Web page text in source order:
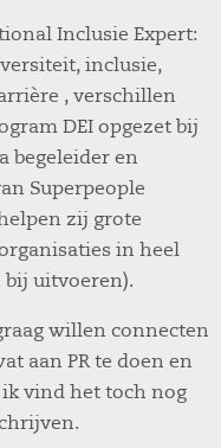
Inclusie Expert:
inclusie,
, verschillen
DEI opgezet bij
begeleider en
Superpeople
zij grote
in heel
bij uitvoeren).
willen connecten
aan PR te doen en
vind het toch nog